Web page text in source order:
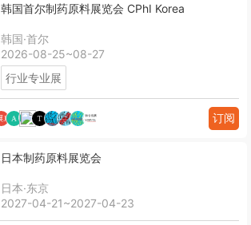
韩国首尔制药原料展览会 CPhI Korea
韩国·首尔
2026-08-25~08-27
行业专业展
订阅
日本制药原料展览会
日本·东京
2027-04-21~2027-04-23